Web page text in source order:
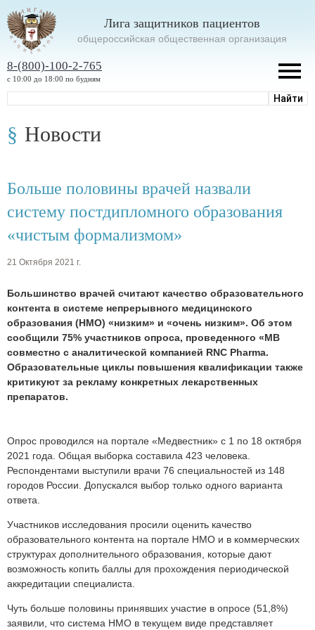
Лига защитников пациентов
oбщероссийская общественная организация
8-(800)-100-2-765
с 10:00 до 18:00 по будням
Новости
Больше половины врачей назвали
систему постдипломного образования
«чистым формализмом»
21 Октября 2021 г.
Большинство врачей считают качество образовательного
контента в системе непрерывного медицинского
образования (НМО) «низким» и «очень низким». Об этом
сообщили 75% участников опроса, проведенного «МВ
совместно с аналитической компанией RNC Pharma.
Образовательные циклы повышения квалификации также
критикуют за рекламу конкретных лекарственных
препаратов.
Опрос проводился на портале «Медвестник» с 1 по 18 октября
2021 года. Общая выборка составила 423 человека.
Респондентами выступили врачи 76 специальностей из 148
городов России. Допускался выбор только одного варианта
ответа.
Участников исследования просили оценить качество
образовательного контента на портале НМО и в коммерческих
структурах дополнительного образования, которые дают
возможность копить баллы для прохождения периодической
аккредитации специалиста.
Чуть больше половины принявших участие в опросе (51,8%)
заявили, что система НМО в текущем виде представляет